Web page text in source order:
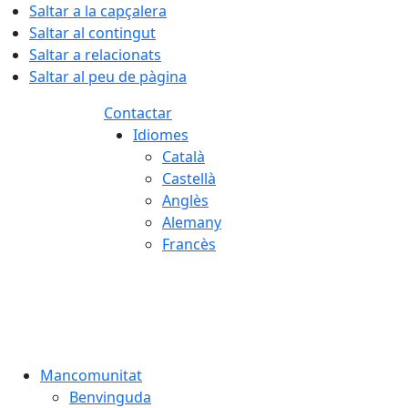
Saltar a la capçalera
Saltar al contingut
Saltar a relacionats
Saltar al peu de pàgina
Contactar
Idiomes
Català
Castellà
Anglès
Alemany
Francès
Mancomunitat
Benvinguda